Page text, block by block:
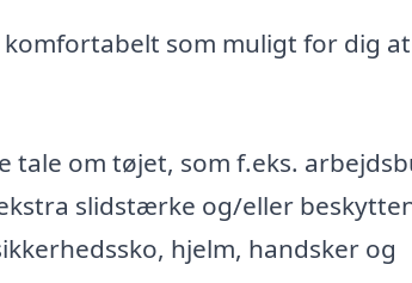
som muligt for dig at
om tøjet, som f.eks.
slidstærke og/eller
hjelm, handsker og